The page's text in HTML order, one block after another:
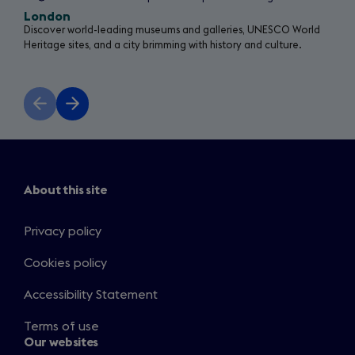
London
Discover world-leading museums and galleries, UNESCO World
Heritage sites, and a city brimming with history and culture.
Previous
slide
Next
slide
About this site
Privacy policy
Cookies policy
Accessibility Statement
Terms of use
Our websites